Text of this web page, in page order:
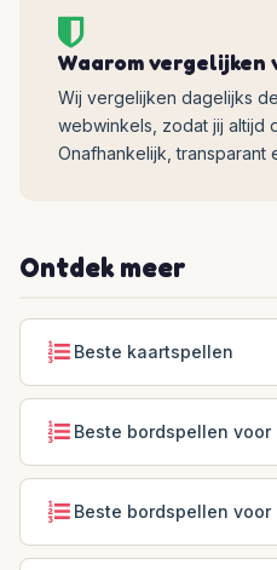
Waarom vergelijken
Wij vergelijken dagelijks
webwinkels, zodat jij altijd
Onafhankelijk, transparant
Ontdek meer
Beste kaartspellen
Beste bordspellen voor
Beste bordspellen voor